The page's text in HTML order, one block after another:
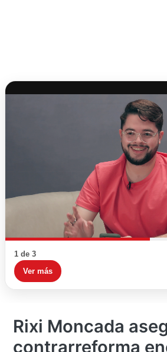
1 de 3
Ver más
Rixi Moncada
contrarreforma